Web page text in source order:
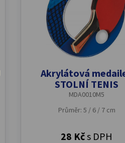
Akrylátová
STOLNÍ TENIS
MDA0010M5
Průměr: 5 / 6 / 7 cm
28 Kčs DPH